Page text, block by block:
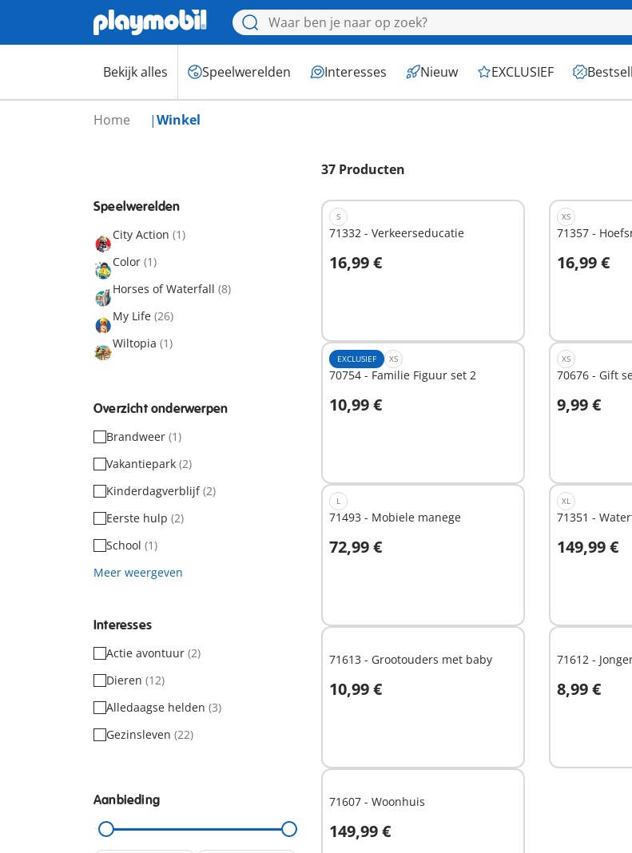
Bekijk alles Speelwerelden Interesses Nieuw EXCLUSIEF
Home Winkel
37 Producten
Speelwerelden
City Action (1)
Color (1)
Horses of Waterfall (8)
My Life (26)
Wiltopia (1)
Overzicht onderwerpen
Brandweer (1)
Vakantiepark (2)
Kinderdagverblijf(2)
Eerste hulp (2)
School (1)
Meer weergeven
Interesses
Actie avontuur (2)
Dieren (12)
Alledaagse helden (3)
Gezinsleven (22)
Aanbieding
S
71332 - Verkeerseducatie
16,99 €
In winkelwagen
XS
71357 -
16,99 €
In
EXCLUSIEF XS
70754 - Familie Figuur set 2
10,99 €
XS
70676 - Gift
9,99 €
L
71493 - Mobiele manege
72,99 €
XL
71351 -
149,99 €
71613 - Grootouders met baby
10,99 €
In winkelwagen
71612 -
8,99 €
In
71607 - Woonhuis
149,99 €
In winkelwagen